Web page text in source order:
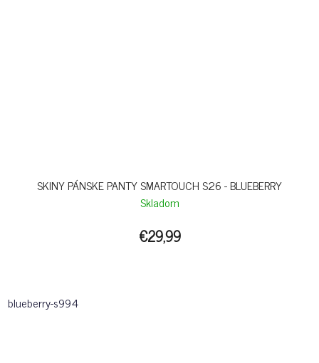
SKINY PÁNSKE PANTY SMARTOUCH S26 - BLUEBERRY
Skladom
€29,99
blueberry-s994